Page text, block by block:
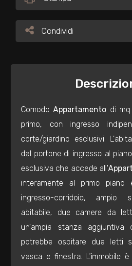
Condividi
Condividi
ComodoAppartamento di
primo, con ingresso
corte/giardino esclusivi.
dal portone di ingresso al
esclusiva che accede all'
interamente al primo piano
ingresso-corridoio, ampio
abitabile, due camere da
un'ampia stanza aggiuntiva
potrebbe ospitare due letti
vasca e finestra. L'immobile
Commerciali
Prezzo
Totale
mq